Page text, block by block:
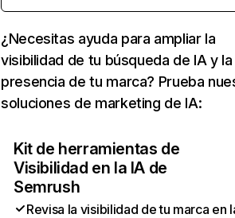
¿Necesitas ayuda para ampliar la
visibilidad de tu búsqueda de IA y la
presencia de tu marca? Prueba
soluciones de marketing de IA:
Kit de herramientas de
Visibilidad en la IA de
Semrush
Revisa la visibilidad de tu marca en